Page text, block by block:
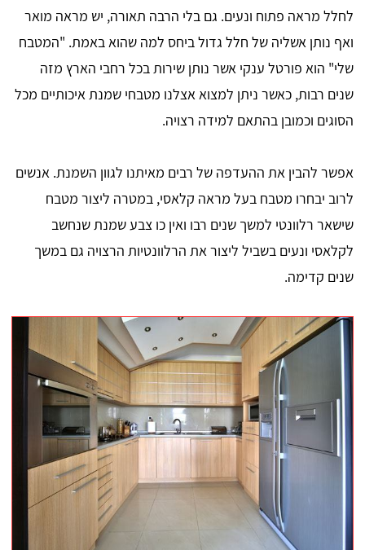
לחלל מראה פתוח ונעים. גם בלי הרבה תאורה, יש מראה מואר
ואף נותן אשליה של חלל גדול ביחס למה שהוא באמת. "המטבח
שלי" הוא פורטל ענקי אשר נותן שירות בכל רחבי הארץ מזה
שנים רבות, כאשר ניתן למצוא אצלנו מטבחי שמנת איכותיים מכל
הסוגים וכמובן בהתאם למידה רצויה.
אפשר להבין את ההעדפה של רבים מאיתנו לגוון השמנת. אנשים
לרוב יבחרו מטבח בעל מראה קלאסי, במטרה ליצור מטבח
שישאר רלוונטי למשך שנים רבו ואין כו צבע שמנת שנחשב
לקלאסי ונעים בשביל ליצור את הרלוונטיות הרצויה גם במשך
שנים קדימה.